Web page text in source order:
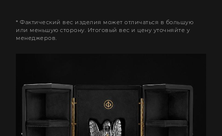
* Фактический вес изделия может отличаться в большую
или меньшую сторону. Итоговый вес и цену уточняйте у
менеджеров.